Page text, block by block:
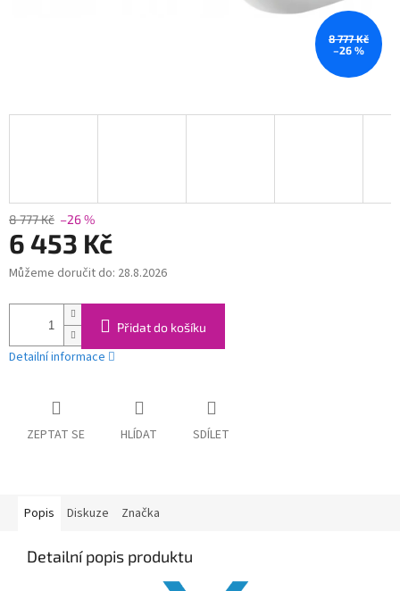
8 777 Kč
–26 %
8 777 Kč –26 %
6 453 Kč
Měrná
Můžeme doručit do: 28.8.2026
Přidat do košíku
Detailní informace
ZEPTAT SE HLÍDAT SDÍLET
Popis Diskuze Značka
Detailní popis produktu